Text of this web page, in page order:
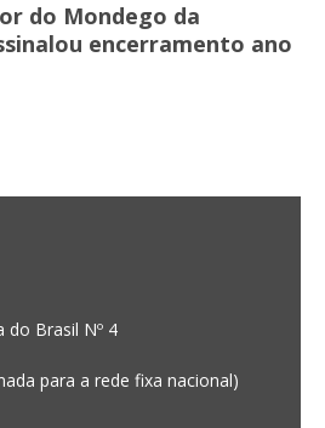
do Mondego da
encerramento ano
do Brasil Nº 4
para a rede fixa nacional)